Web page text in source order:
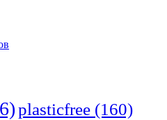
plasticfree (160)